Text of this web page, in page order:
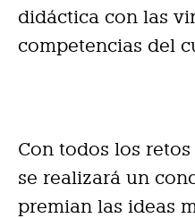
didáctica con las
competencias del
Con todos los retos
se realizará un
premian las ideas